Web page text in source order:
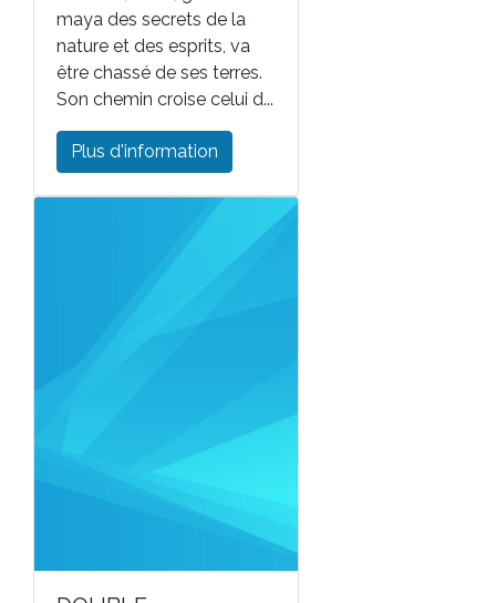
maya des secrets de la
nature et des esprits, va
être chassé de ses terres.
Son chemin croise celui d...
Plus d'information